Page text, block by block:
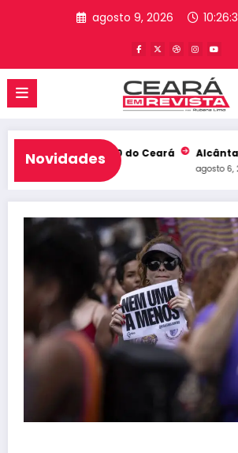
agosto 9, 2026
Novidades
no Top 10 do Ceará Alcântaras
agosto 6, 2026